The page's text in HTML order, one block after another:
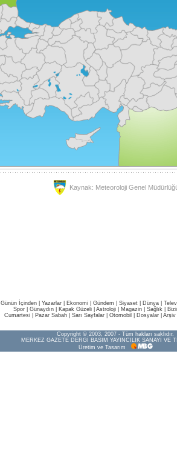
Kaynak: Meteoroloji Genel
Günün İçinden Yazarlar Ekonomi Gündem Siyaset Dünya |
Spor
Günaydın Kapak Güzeli Astroloji Magazin Sağlık
Cumartesi
Pazar Sabah Sarı Sayfalar Otomobil Dosyalar Arşiv
Copyright © 2003, 2007 - Tüm hakları saklıdır.
MERKEZ GAZETE DERGİ BASIM YAYINCILIK SANAYİ VE
Üretim ve Tasarım